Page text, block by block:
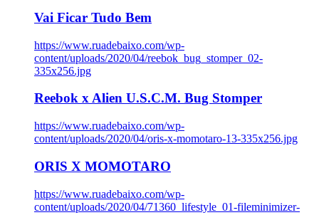
Vai Ficar Tudo Bem
https://www.ruadebaixo.com/wp-
content/uploads/2020/04/reebok_bug_stomper_02-
335x256.jpg
Reebok x Alien U.S.C.M. Bug Stomper
https://www.ruadebaixo.com/wp-
content/uploads/2020/04/oris-x-momotaro-13-335x256.jpg
ORIS X MOMOTARO
https://www.ruadebaixo.com/wp-
content/uploads/2020/04/71360_lifestyle_01-fileminimizer-